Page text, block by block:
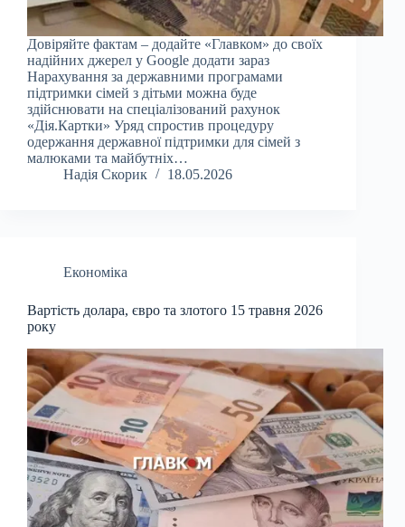
Довіряйте фактам – додайте «Главком» до своїх
надійних джерел у Google додати зараз
Нарахування за державними програмами
підтримки сімей з дітьми можна буде
здійснювати на спеціалізований рахунок
«Дія.Картки» Уряд спростив процедуру
одержання державної підтримки для сімей з
малюками та майбутніх…
Надія Скорик
18.05.2026
Економіка
Вартість долара, євро та злотого 15 травня 2026
року